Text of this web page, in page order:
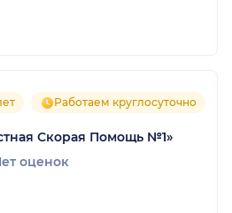
Работаем круглосуточно
Скорая Помощь №1»
оценок